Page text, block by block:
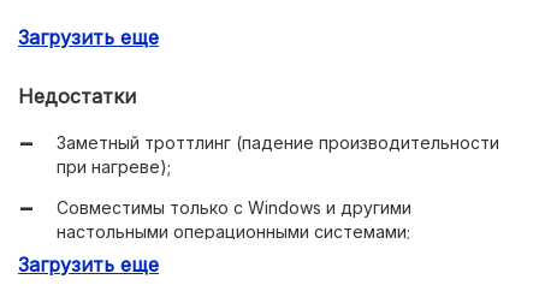
Загрузить еще
Недостатки
Заметный троттлинг (падение производительности
при нагреве);
Совместимы только с Windows и другими
настольными операционными системами;
Крайне скудный выбор планшетов, оснащённых этими
Загрузить еще